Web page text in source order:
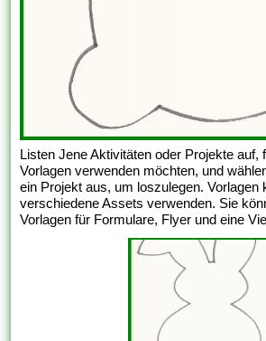
Listen Jene Aktivitäten oder Projekte auf,
Vorlagen verwenden möchten, und
ein Projekt aus, um loszulegen. Vorlagen
verschiedene Assets verwenden. Sie
Vorlagen für Formulare, Flyer und eine